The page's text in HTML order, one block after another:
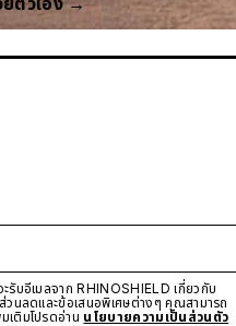
บอีเมลจาก RHINOSHIELD เกี่ยวกับ
วนลดและข้อเสนอพิเศษต่างๆ คุณสามารถ
เติมโปรดอ่าน นโยบายความเป็นส่วนตัว